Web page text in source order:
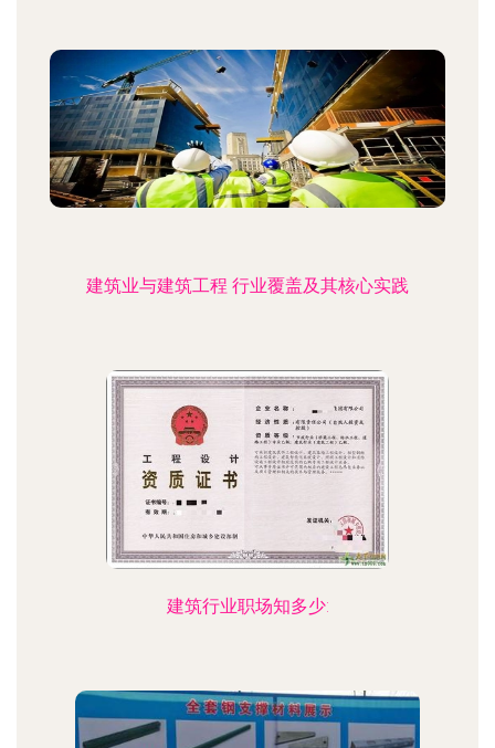
建筑业与建筑工程 行业覆盖及其核心实践
建筑行业职场知多少: